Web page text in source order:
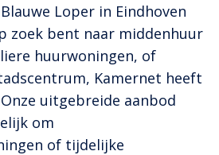
Loper in Eindhoven
zoek bent naar middenhuur
huurwoningen, of
Kamernet heeft
uitgebreide aanbod
om
of tijdelijke